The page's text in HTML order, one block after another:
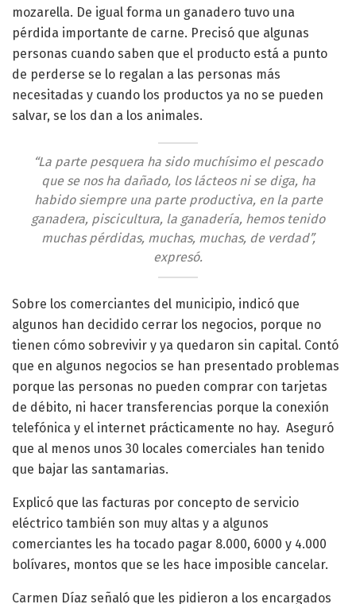
mozarella. De igual forma un ganadero tuvo una
pérdida importante de carne. Precisó que algunas
personas cuando saben que el producto está a punto
de perderse se lo regalan a las personas más
necesitadas y cuando los productos ya no se pueden
salvar, se los dan a los animales.
“La parte pesquera ha sido muchísimo el pescado
que se nos ha dañado, los lácteos ni se diga, ha
habido siempre una parte productiva, en la parte
ganadera, piscicultura, la ganadería, hemos tenido
muchas pérdidas, muchas, muchas, de verdad”,
expresó.
Sobre los comerciantes del municipio, indicó que
algunos han decidido cerrar los negocios, porque no
tienen cómo sobrevivir y ya quedaron sin capital. Contó
que en algunos negocios se han presentado problemas
porque las personas no pueden comprar con tarjetas
de débito, ni hacer transferencias porque la conexión
telefónica y el internet prácticamente no hay. Aseguró
que al menos unos 30 locales comerciales han tenido
que bajar las santamarias.
Explicó que las facturas por concepto de servicio
eléctrico también son muy altas y a algunos
comerciantes les ha tocado pagar 8.000, 6000 y 4.000
bolívares, montos que se les hace imposible cancelar.
Carmen Díaz señaló que les pidieron a los encargados